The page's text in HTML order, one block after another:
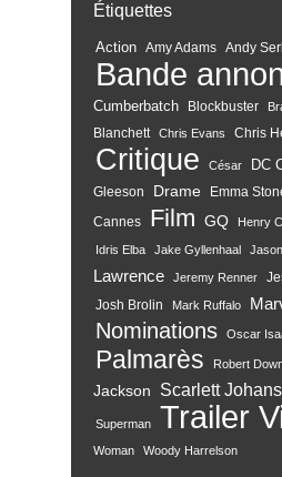
Étiquettes
Action Amy Adams Andy
Bande
Cumberbatch
Blockbuster
Blanchett
Chris Evans Chris
Critique César DC
Gleeson
Drame Emma
Cannes
Film GQ Henry
Idris Elba Jake Gyllenhaal
Lawrence
Jeremy Renner
Josh Brolin
Mark Ruffalo
Nominations Oscar
Palmarès Robert
Jackson
Scarlett
Superman Trailer
Woman
Woody Harrelson